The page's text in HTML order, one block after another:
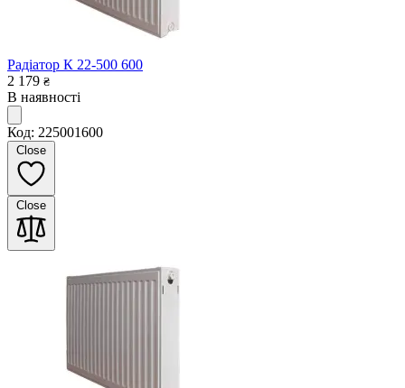
Радіатор К 22-500 600
2 179 ₴
В наявності
Код: 225001600
Close
Close